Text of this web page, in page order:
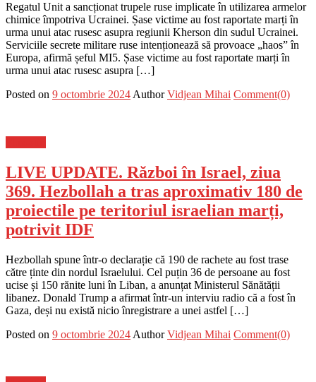
Regatul Unit a sancționat trupele ruse implicate în utilizarea armelor
chimice împotriva Ucrainei. Șase victime au fost raportate marți în
urma unui atac rusesc asupra regiunii Kherson din sudul Ucrainei.
Serviciile secrete militare ruse intenționează să provoace „haos” în
Europa, afirmă șeful MI5. Șase victime au fost raportate marți în
urma unui atac rusesc asupra […]
Posted on 9 octombrie 2024 Author Vidjean Mihai Comment(0)
LIVE UPDATE. Război în Israel, ziua
369. Hezbollah a tras aproximativ 180 de
proiectile pe teritoriul israelian marți,
potrivit IDF
Hezbollah spune într-o declarație că 190 de rachete au fost trase
către ținte din nordul Israelului. Cel puțin 36 de persoane au fost
ucise și 150 rănite luni în Liban, a anunțat Ministerul Sănătății
libanez. Donald Trump a afirmat într-un interviu radio că a fost în
Gaza, deși nu există nicio înregistrare a unei astfel […]
Posted on 9 octombrie 2024 Author Vidjean Mihai Comment(0)